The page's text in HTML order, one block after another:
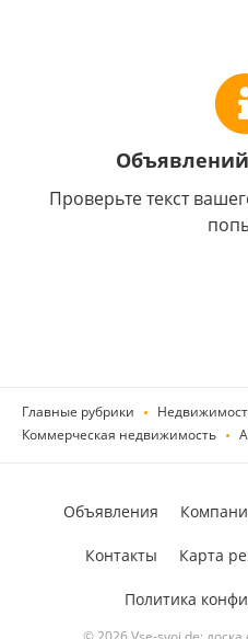
Проверьте текст
Главные рубрики
Коммерческая недвижимость
Объявления
Контакты Карта
Политика